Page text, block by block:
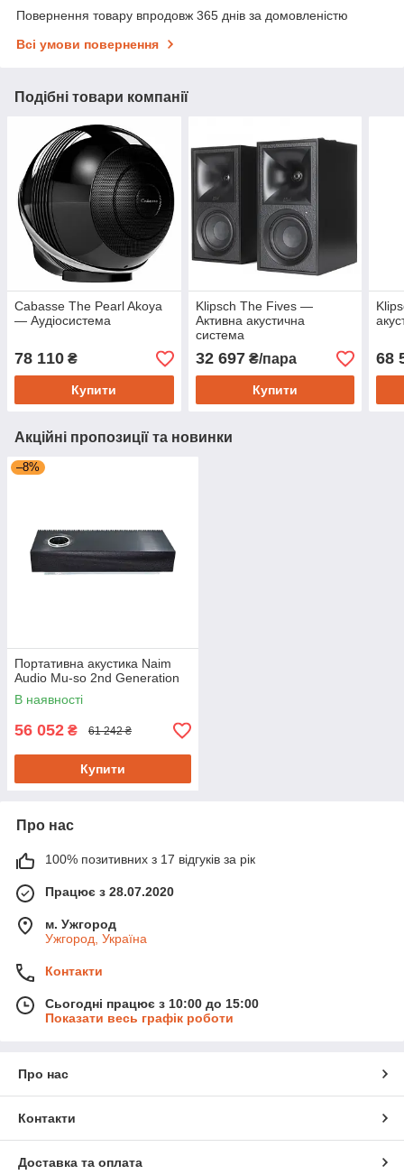
Повернення товару впродовж 365 днів за домовленістю
Всі умови повернення
Подібні товари компанії
Cabasse The Pearl Akoya
— Аудіосистема
78 110 ₴
Купити
Klipsch The Fives —
Активна акустична
система
32 697₴/пара
Купити
68
Акційні пропозиції та новинки
–8%
Портативна акустика Naim
Audio Mu-so 2nd Generation
В наявності
56 052 ₴ 61 242 ₴
Купити
Про нас
100% позитивних з 17 відгуків за рік
Працює з 28.07.2020
м. Ужгород
Ужгород, Україна
Контакти
Сьогодні працює з 10:00 до 15:00
Показати весь графік роботи
Про нас
Контакти
Доставка та оплата